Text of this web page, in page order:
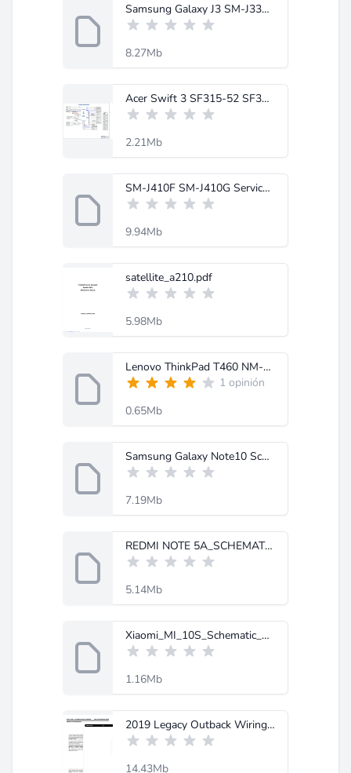
Samsung Galaxy J3 SM-J330F Schematic Diagram-MobileRdx.com.rar
8.27Mb
Acer Swift 3 SF315-52 SF315-52G Pegatron ER5EA r2.1 (1).pdf
2.21Mb
SM-J410F SM-J410G Service Manual-Schematic (1).zip
9.94Mb
satellite_a210.pdf
5.98Mb
Lenovo ThinkPad T460 NM-A581 (1).rar
1 opinión
0.65Mb
Samsung Galaxy Note10 Schematic-MobileRdx.com.rar
7.19Mb
REDMI NOTE 5A_SCHEMATIC.zip
5.14Mb
Xiaomi_MI_10S_Schematic_Diagram-MobileRdx.com.rar
1.16Mb
2019 Legacy Outback Wiring System.pdf
14.43Mb